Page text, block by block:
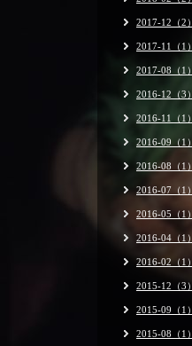
2017-12（2）
2017-11（1）
2017-08（1）
2016-12（3）
2016-11（1）
2016-09（1）
2016-08（1）
2016-07（1）
2016-05（1）
2016-04（1）
2016-02（1）
2015-12（3）
2015-09（1）
2015-08（1）